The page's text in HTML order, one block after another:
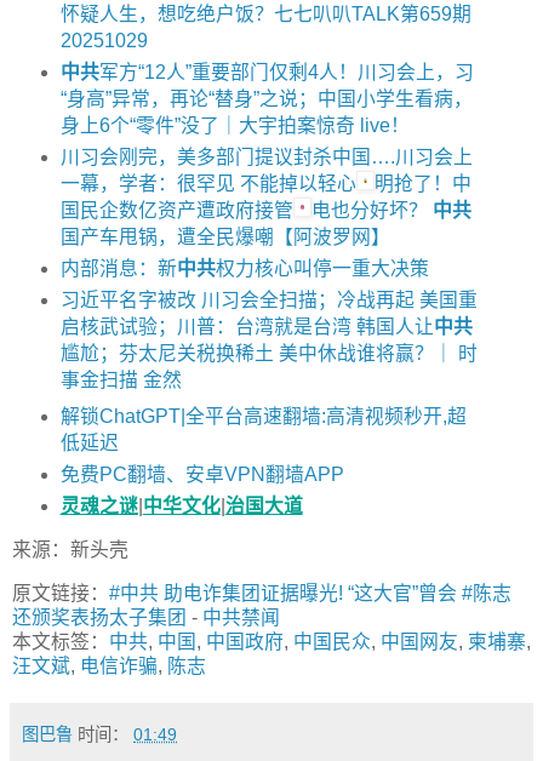
怀疑人生，想吃绝户饭？七七叭叭TALK第659期
20251029
中共军方“12人”重要部门仅剩4人！川习会上，习
“身高”异常，再论“替身”之说；中国小学生看病，
身上6个“零件”没了｜大宇拍案惊奇 live！
川习会刚完，美多部门提议封杀中国….川习会上
一幕，学者：很罕见 不能掉以轻心
明抢了！中
国民企数亿资产遭政府接管
电也分好坏？ 中共
国产车甩锅，遭全民爆嘲【阿波罗网】
内部消息：新中共权力核心叫停一重大决策
习近平名字被改 川习会全扫描；冷战再起 美国重
启核武试验；川普：台湾就是台湾 韩国人让中共
尴尬；芬太尼关税换稀土 美中休战谁将赢？｜ 时
事金扫描 金然
解锁ChatGPT|全平台高速翻墙:高清视频秒开,超
低延迟
免费PC翻墙、安卓VPN翻墙APP
灵魂之谜| 中华文化| 治国大道
来源：新头壳
原文链接： #中共 助电诈集团证据曝光! “这大官”曾会 #陈志
还颁奖表扬太子集团 - 中共禁闻
本文标签： 中共, 中国 , 中国政府, 中国民众, 中国网友, 柬埔寨,
汪文斌, 电信诈骗, 陈志
图巴鲁 时间： 01:49